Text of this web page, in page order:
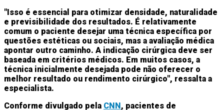
"Isso é essencial para otimizar densidade, naturalidade
e previsibilidade dos resultados. É relativamente
comum o paciente desejar uma técnica específica por
questões estéticas ou sociais, mas a avaliação médica
apontar outro caminho. A indicação cirúrgica deve ser
baseada em critérios médicos. Em muitos casos, a
técnica inicialmente desejada pode não oferecer o
melhor resultado ou rendimento cirúrgico", ressalta a
especialista.
Conforme divulgado pela CNN, pacientes de